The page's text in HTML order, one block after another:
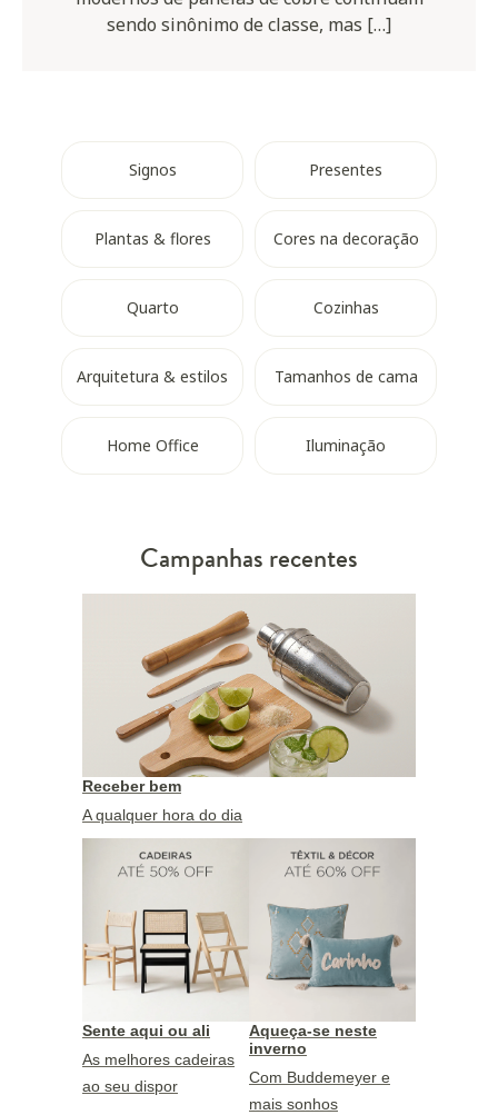
sendo sinônimo de classe, mas […]
Signos Presentes
Plantas & flores Cores na decoração
Quarto Cozinhas
Arquitetura & estilos Tamanhos de cama
Home Office Iluminação
Campanhas recentes
Receber bem
A qualquer hora do dia
Sente aqui ou ali
As melhores cadeiras
ao seu dispor
Aqueça-se neste
inverno
Com Buddemeyer e
mais sonhos